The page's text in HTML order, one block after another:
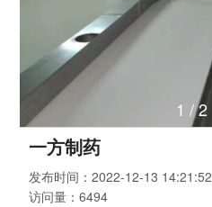
1 /2
一方制药
发布时间： 2022-12-13 14:21:52
访问量： 6494